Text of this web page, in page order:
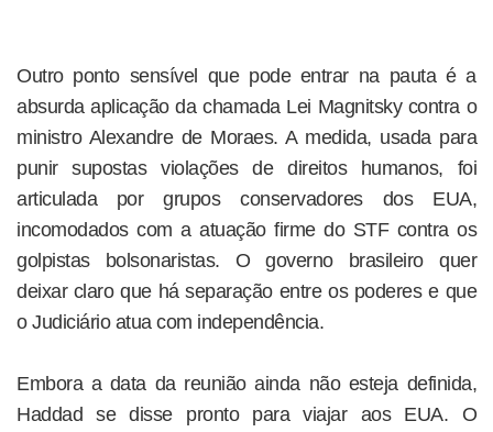
Outro ponto sensível que pode entrar na pauta é a
absurda aplicação da chamada Lei Magnitsky contra o
ministro Alexandre de Moraes. A medida, usada para
punir supostas violações de direitos humanos, foi
articulada por grupos conservadores dos EUA,
incomodados com a atuação firme do STF contra os
golpistas bolsonaristas. O governo brasileiro quer
deixar claro que há separação entre os poderes e que
o Judiciário atua com independência.
Embora a data da reunião ainda não esteja definida,
Haddad se disse pronto para viajar aos EUA. O